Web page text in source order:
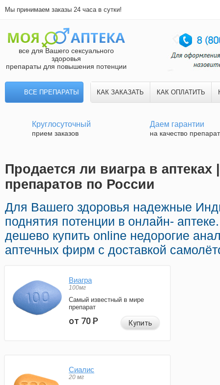
Мы принимаем заказы 24 часа в сутки!
все для Вашего сексуального
здоровья
препараты для повышения потенции
ВСЕ ПРЕПАРАТЫ КАК ЗАКАЗАТЬ КАК ОПЛАТИТЬ
Круглосуточный
прием заказов
Даем гарантии
на качество
Продается ли виагра в аптеках
препаратов по России
Для Вашего здоровья надежные
поднятия потенции в онлайн-
дешево купить online недорогие
аптечных фирм с доставкой
Виагра
100мг
Самый известный в мире
препарат
от 70Р Купить
Сиалис
20 мг